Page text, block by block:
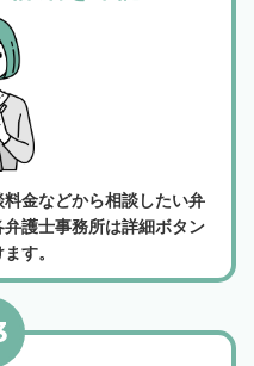
金などから相談したい弁
護士事務所は詳細ボタン
す。